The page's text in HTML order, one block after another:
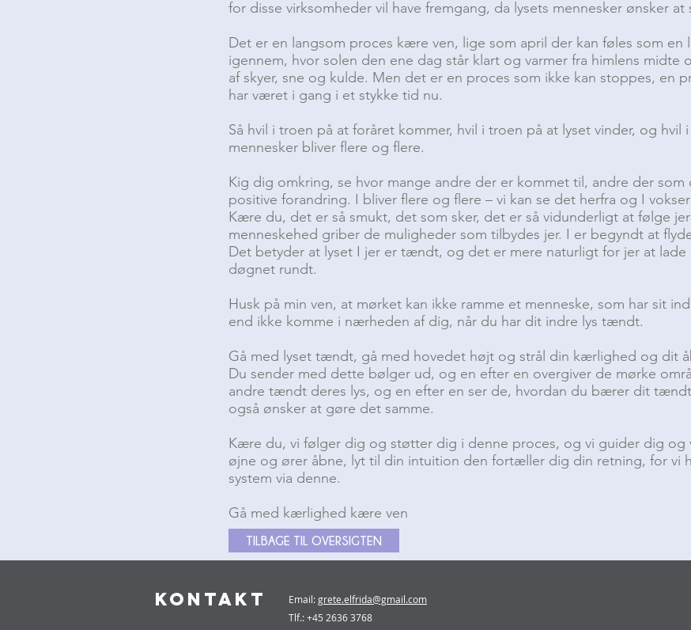
for disse virksomheder vil have fremgang, da lysets mennesker ønsker
Det er en langsom proces kære ven, lige som april der kan føles som en
igennem, hvor solen den ene dag står klart og varmer fra himlens
af skyer, sne og kulde. Men det er en proces som ikke kan stoppes, en
har været i gang i et stykke tid nu.
Så hvil i troen på at foråret kommer, hvil i troen på at lyset vinder, og hvil
mennesker bliver flere og flere.
Kig dig omkring, se hvor mange andre der er kommet til, andre der som
positive forandring. I bliver flere og flere – vi kan se det herfra og I
Kære du, det er så smukt, det som sker, det er så vidunderligt at følge
menneskehed griber de muligheder som tilbydes jer. I er begyndt at
Det betyder at lyset I jer er tændt, og det er mere naturligt for jer at
døgnet rundt.
Husk på min ven, at mørket kan ikke ramme et menneske, som har sit
end ikke komme i nærheden af dig, når du har dit indre lys tændt.
Gå med lyset tændt, gå med hovedet højt og strål din kærlighed og dit
Du sender med dette bølger ud, og en efter en overgiver de mørke
andre tændt deres lys, og en efter en ser de, hvordan du bærer dit
også ønsker at gøre det samme.
Kære du, vi følger dig og støtter dig i denne proces, og vi guider dig og
øjne og ører åbne, lyt til din intuition den fortæller dig din retning, for vi
system via denne.
Gå med kærlighed kære ven
TILBAGE TIL OVERSIGTEN
Email:grete.elfrida@gmail.com
Tlf.: +45 2636 3768
KONTAKT